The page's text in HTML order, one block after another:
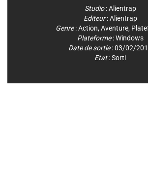
Studio:Alientrap
Editeur:Alientrap
Genre:Action, Aventure,
Plateforme:Windows
Date de sortie: 03/02/
Etat: Sorti